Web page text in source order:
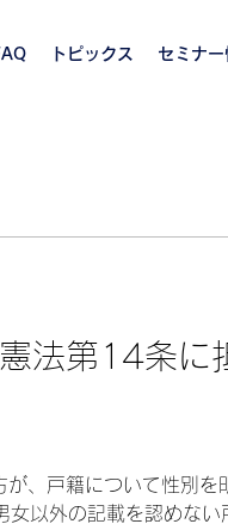
トピックス セミナー
法第14条に
、戸籍について性別を
以外の記載を認めない